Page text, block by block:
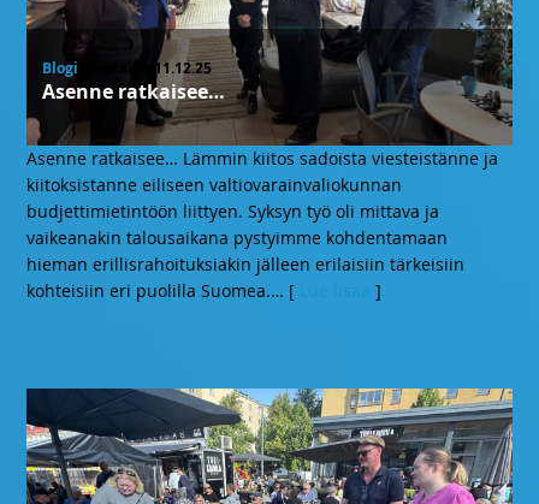
Blogi , torstaina 11.12.25
Asenne ratkaisee…
Asenne ratkaisee… Lämmin kiitos sadoista viesteistänne ja
kiitoksistanne eiliseen valtiovarainvaliokunnan
budjettimietintöön liittyen. Syksyn työ oli mittava ja
vaikeanakin talousaikana pystyimme kohdentamaan
hieman erillisrahoituksiakin jälleen erilaisiin tärkeisiin
kohteisiin eri puolilla Suomea.… [ ]